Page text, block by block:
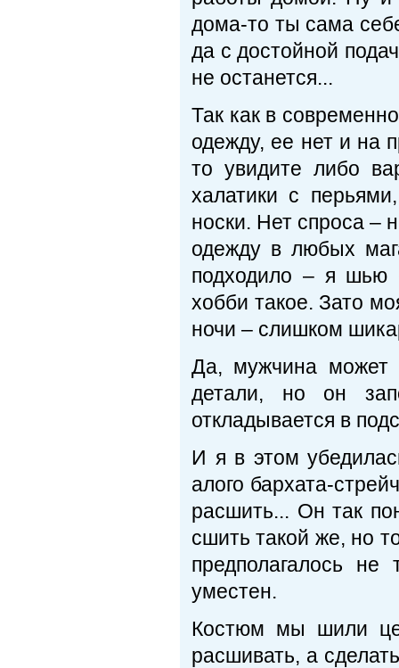
дома-то ты сама
да с достойной
не останется...
Так как в
одежду, ее нет и на
то увидите либо
халатики с
носки. Нет спроса –
одежду в любых
подходило – я
хобби такое. Зато
ночи – слишком
Да, мужчина может
детали, но он
откладывается в
И я в этом
алого бархата-
расшить... Он так
сшить такой же, но
предполагалось
уместен.
Костюм мы шили
расшивать, а